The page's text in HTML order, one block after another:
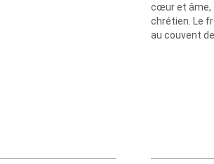
cœur et âme,
chrétien. Le
au couvent